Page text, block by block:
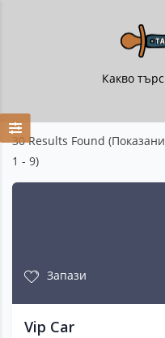
30Results Found (Показани
1 - 9)
Запази
Vip Car